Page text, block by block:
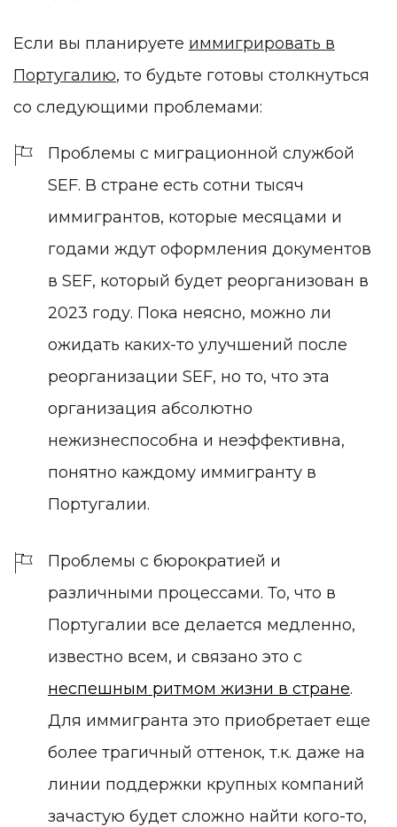
Если вы планируете иммигрировать в
Португалию, то будьте готовы столкнуться
со следующими проблемами:
Проблемы с миграционной службой
SEF. В стране есть сотни тысяч
иммигрантов, которые месяцами и
годами ждут оформления документов
в SEF, который будет реорганизован в
2023 году. Пока неясно, можно ли
ожидать каких-то улучшений после
реорганизации SEF, но то, что эта
организация абсолютно
нежизнеспособна и неэффективна,
понятно каждому иммигранту в
Португалии.
Проблемы с бюрократией и
различными процессами. То, что в
Португалии все делается медленно,
известно всем, и связано это с
неспешным ритмом жизни в стране.
Для иммигранта это приобретает еще
более трагичный оттенок, т.к. даже на
линии поддержки крупных компаний
зачастую будет сложно найти кого-то,